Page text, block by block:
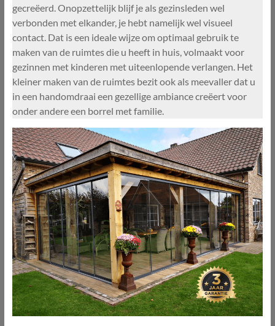
gecreëerd. Onopzettelijk blijf je als gezinsleden wel
verbonden met elkander, je hebt namelijk wel visueel
contact. Dat is een ideale wijze om optimaal gebruik te
maken van de ruimtes die u heeft in huis, volmaakt voor
gezinnen met kinderen met uiteenlopende verlangen. Het
kleiner maken van de ruimtes bezit ook als meevaller dat u
in een handomdraai een gezellige ambiance creëert voor
onder andere een borrel met familie.